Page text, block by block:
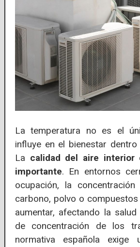
La temperatura no es el
influye en el bienestar
La calidad del aire interior
importante. En entornos
ocupación, la
carbono, polvo o
aumentar, afectando la
de concentración de los
normativa española exige